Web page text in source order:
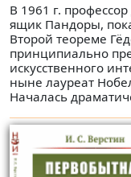
В 1961 г.
ящик Пандоры,
Второй теореме
принципиально
искусственного
ныне лауреат
Началась